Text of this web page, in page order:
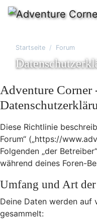
Startseite Forum
Adventure Corner
Diese Richtlinie
Forum“ („https://
Folgenden „der
während deines Foren-
Umfang und Art
Deine Daten werden auf
gesammelt: